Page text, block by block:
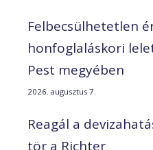
Felbecsülhetetlen
honfoglaláskori
Pest megyében
2026. augusztus 7.
Reagál a
tör a Richter